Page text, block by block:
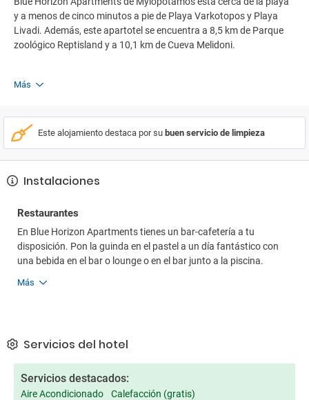
y a menos de cinco minutos a pie de Playa Varkotopos y Playa
Livadi. Además, este apartotel se encuentra a 8,5 km de Parque
zoológico Reptisland y a 10,1 km de Cueva Melidoni.
Más
Este alojamiento destaca por su buen servicio de limpieza
Instalaciones
Restaurantes
En Blue Horizon Apartments tienes un bar-cafetería a tu
disposición. Pon la guinda en el pastel a un día fantástico con
una bebida en el bar o lounge o en el bar junto a la piscina.
Más
Servicios del hotel
Servicios destacados:
Aire Acondicionado
Calefacción (gratis)